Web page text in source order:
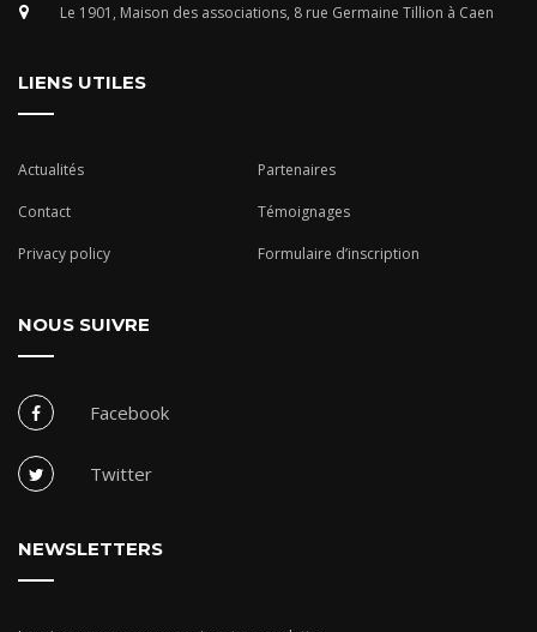
Le 1901, Maison des associations, 8 rue Germaine Tillion à Caen
LIENS UTILES
Actualités Partenaires
Contact Témoignages
Privacy policy Formulaire d’inscription
NOUS SUIVRE
Facebook
Twitter
NEWSLETTERS